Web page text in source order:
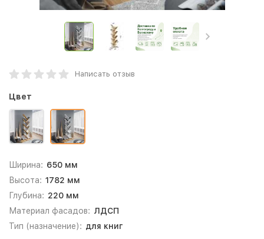
Написать отзыв
Цвет
Ширина: 650 мм
Высота: 1782 мм
Глубина: 220 мм
Материал фасадов: ЛДСП
Тип (назначение): для книг